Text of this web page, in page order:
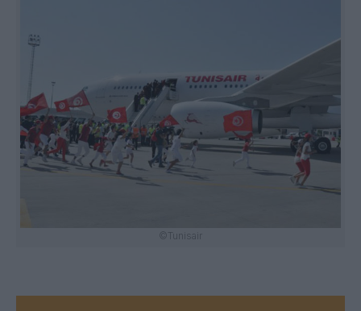
©Tunisair